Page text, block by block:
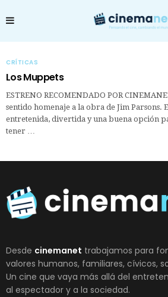
CRÍTICAS
Los Muppets
ESTRENO RECOMENDADO POR
sentido homenaje a la obra de Jim Parsons.
entretenida, divertida y una buena opción
tener …
Desde cinemanet trabajamos para
valores humanos, familiares, cívicos,
Un cine que vaya más allá del
al espectador y a la sociedad.